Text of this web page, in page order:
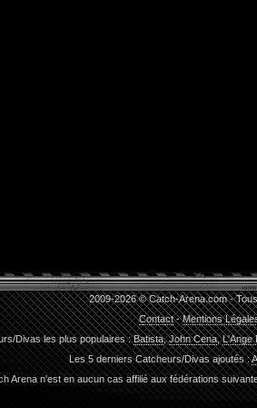
2009-2026 © Catch-Arena.com -
Contact-Mentions
Divas les plus populaires :Batista,John Cena,L'Ange
Les 5 derniers Catcheurs/Divas ajoutés :
Arena n'est en aucun cas affilié aux fédérations